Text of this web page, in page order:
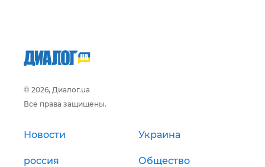
© 2026, Диалог.ua
Все права защищены.
Новости Украина
россия Общество